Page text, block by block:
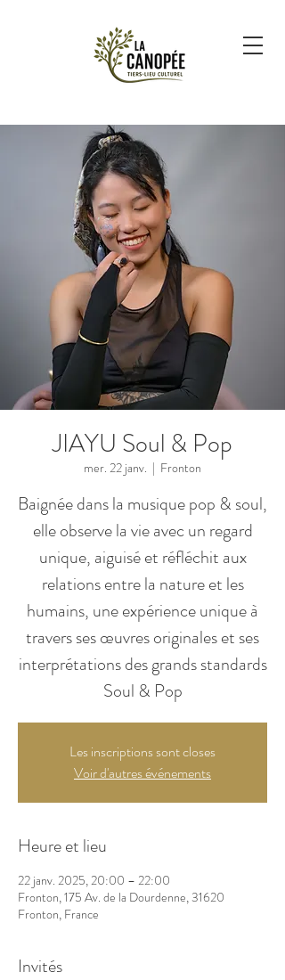
JIAYU Soul & Pop
mer. 22 janv.
  |
Fronton
Baignée dans la musique pop & soul,
elle observe la vie avec un regard
unique, aiguisé et réfléchit aux
relations entre la nature et les
humains, une expérience unique à
travers ses œuvres originales et ses
interprétations des grands standards
Soul & Pop
Les inscriptions sont closes
Voir d'autres événements
Heure et lieu
22 janv. 2025, 20:00 – 22:00
Fronton, 175 Av. de la Dourdenne, 31620
Fronton, France
Invités